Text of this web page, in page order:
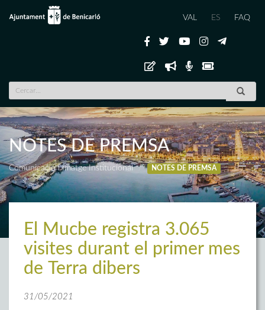
VAL ES FAQ
NOTES DE PREMSA
Comunicació i Imatge Institucional NOTES DE PREMSA
El Mucbe registra 3.065
visites durant el primer mes
de Terra dibers
31/05/2021